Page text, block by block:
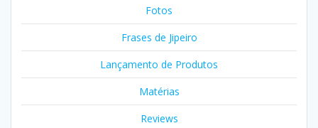
Fotos
Frases de Jipeiro
Lançamento de Produtos
Matérias
Reviews